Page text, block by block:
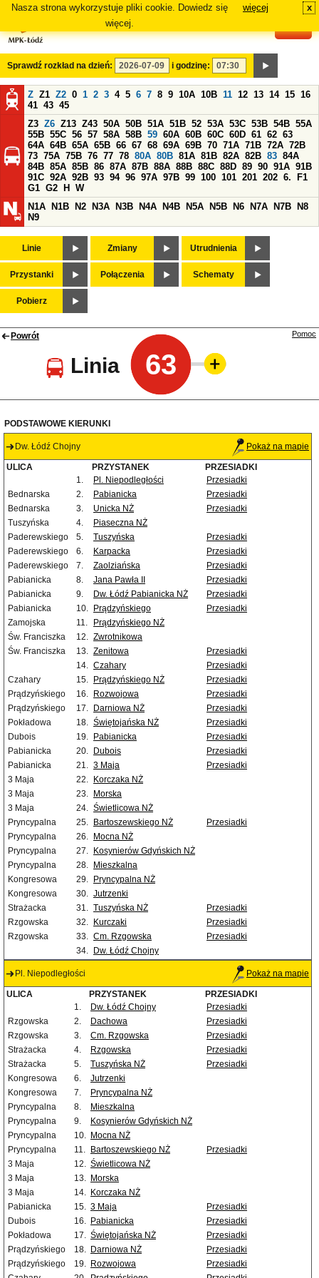
Nasza strona wykorzystuje pliki cookie. Dowiedz się
więcej.
więcej x
Sprawdź rozkład na dzień: i godzinę:
Z Z1 Z2 0 1 2 3 4 5 6 7 8 9 10A 10B 11 12 13 14 15 16
41 43 45
Z3 Z6 Z13 Z43 50A 50B 51A 51B 52 53A 53C 53B 54B 55A
55B 55C 56 57 58A 58B 59 60A 60B 60C 60D 61 62 63
64A 64B 65A 65B 66 67 68 69A 69B 70 71A 71B 72A 72B
73 75A 75B 76 77 78 80A 80B 81A 81B 82A 82B 83 84A
84B 85A 85B 86 87A 87B 88A 88B 88C 88D 89 90 91A 91B
91C 92A 92B 93 94 96 97A 97B 99 100 101 201 202 6.
F1
G1 G2 H
W
N1A
N1B N2 N3A N3B N4A N4B N5A N5B N6 N7A N7B
N8
N9
Linie Zmiany Utrudnienia
Przystanki Połączenia Schematy
Pobierz
Powrót
Linia 63
Pomoc
PODSTAWOWE KIERUNKI
Dw. Łódź Chojny Pokaż na mapie
ULICA PRZYSTANEK
PRZESIADKI
1.
Pl. Niepodległości
Przesiadki
Bednarska
2. Pabianicka
Przesiadki
Bednarska
3. Unicka NŻ
Przesiadki
Tuszyńska
4.
Piaseczna NŻ
Paderewskiego
5. Tuszyńska
Przesiadki
Paderewskiego
6. Karpacka
Przesiadki
Paderewskiego
7. Zaolziańska
Przesiadki
Pabianicka
8. Jana Pawła II
Przesiadki
Pabianicka
9. Dw. Łódź Pabianicka NŻ
Przesiadki
Pabianicka
10. Prądzyńskiego
Przesiadki
Zamojska
11.
Prądzyńskiego NŻ
Św. Franciszka
12. Zwrotnikowa
Św. Franciszka
13. Zenitowa
Przesiadki
14. Czahary
Przesiadki
Czahary
15. Prądzyńskiego NŻ
Przesiadki
Prądzyńskiego
16. Rozwojowa
Przesiadki
Prądzyńskiego
17. Darniowa NŻ
Przesiadki
Pokładowa
18. Świętojańska NŻ
Przesiadki
Dubois
19. Pabianicka
Przesiadki
Pabianicka
20. Dubois
Przesiadki
Pabianicka
21. 3 Maja
Przesiadki
3 Maja
22.
Korczaka NŻ
3 Maja
23.
Morska
3 Maja
24. Świetlicowa NŻ
Pryncypalna
25. Bartoszewskiego NŻ
Przesiadki
Pryncypalna
26.
Mocna NŻ
Pryncypalna
27.
Kosynierów Gdyńskich NŻ
Pryncypalna
28.
Mieszkalna
Kongresowa
29.
Pryncypalna NŻ
Kongresowa
30. Jutrzenki
Strażacka
31. Tuszyńska NŻ
Przesiadki
Rzgowska
32. Kurczaki
Przesiadki
Rzgowska
33. Cm. Rzgowska
Przesiadki
34.
Dw. Łódź Chojny
Pl. Niepodległości Pokaż na mapie
ULICA PRZYSTANEK
PRZESIADKI
1.
Dw. Łódź Chojny
Przesiadki
Rzgowska
2. Dachowa
Przesiadki
Rzgowska
3. Cm. Rzgowska
Przesiadki
Strażacka
4. Rzgowska
Przesiadki
Strażacka
5. Tuszyńska NŻ
Przesiadki
Kongresowa
6.
Jutrzenki
Kongresowa
7.
Pryncypalna NŻ
Pryncypalna
8.
Mieszkalna
Pryncypalna
9.
Kosynierów Gdyńskich NŻ
Pryncypalna
10. Mocna NŻ
Pryncypalna
11. Bartoszewskiego NŻ
Przesiadki
3 Maja
12. Świetlicowa NŻ
3 Maja
13. Morska
3 Maja
14. Korczaka NŻ
Pabianicka
15. 3 Maja
Przesiadki
Dubois
16. Pabianicka
Przesiadki
Pokładowa
17. Świętojańska NŻ
Przesiadki
Prądzyńskiego
18. Darniowa NŻ
Przesiadki
Prądzyńskiego
19. Rozwojowa
Przesiadki